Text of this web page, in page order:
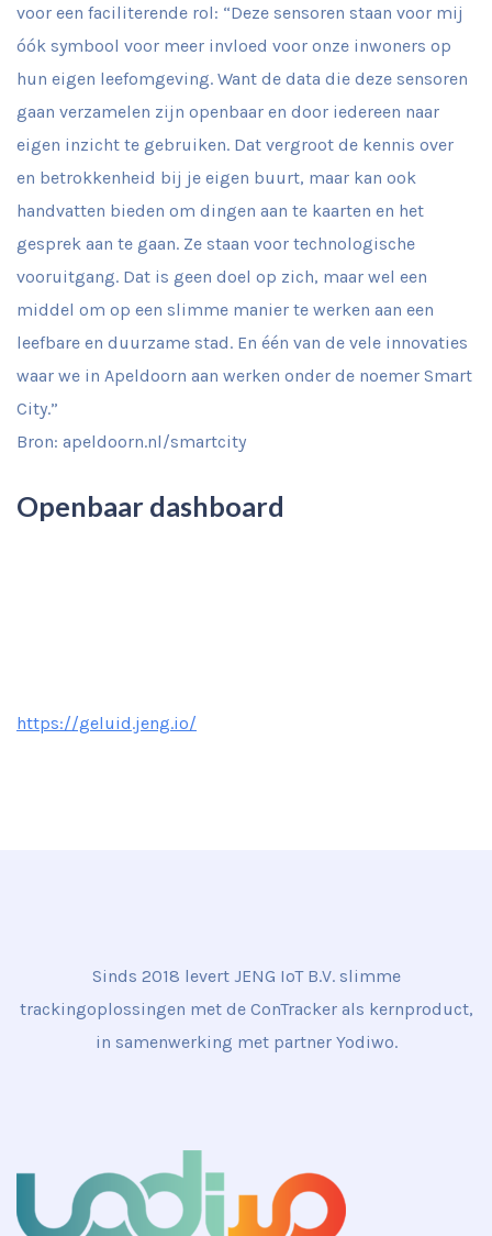
voor een faciliterende rol: “Deze sensoren staan voor mij
óók symbool voor meer invloed voor onze inwoners op
hun eigen leefomgeving. Want de data die deze sensoren
gaan verzamelen zijn openbaar en door iedereen naar
eigen inzicht te gebruiken. Dat vergroot de kennis over
en betrokkenheid bij je eigen buurt, maar kan ook
handvatten bieden om dingen aan te kaarten en het
gesprek aan te gaan. Ze staan voor technologische
vooruitgang. Dat is geen doel op zich, maar wel een
middel om op een slimme manier te werken aan een
leefbare en duurzame stad. En één van de vele innovaties
waar we in Apeldoorn aan werken onder de noemer Smart
City.”
Bron: apeldoorn.nl/smartcity
Openbaar dashboard
https://geluid.jeng.io/
Sinds 2018 levert JENG IoT B.V. slimme
trackingoplossingen met de ConTracker als kernproduct,
in samenwerking met partner Yodiwo.